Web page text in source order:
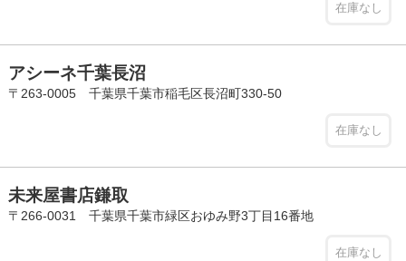
在庫なし
アシーネ千葉長沼
〒263-0005 千葉県千葉市稲毛区長沼町330-50
在庫なし
未来屋書店鎌取
〒266-0031 千葉県千葉市緑区おゆみ野3丁目16番地
在庫なし